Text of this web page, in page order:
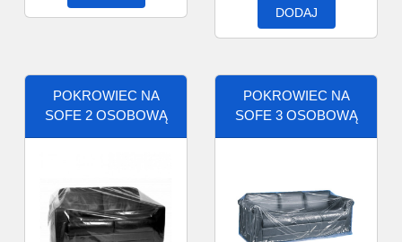
DODAJ
POKROWIEC NA
SOFE 2 OSOBOWĄ
POKROWIEC NA
SOFE 3 OSOBOWĄ